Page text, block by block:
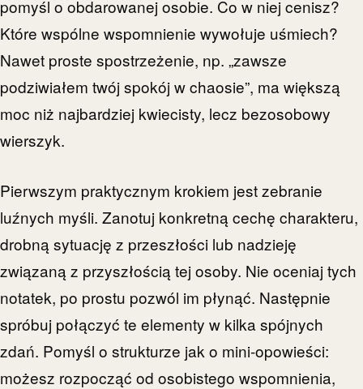
pomyśl o obdarowanej osobie. Co w niej cenisz?
Które wspólne wspomnienie wywołuje uśmiech?
Nawet proste spostrzeżenie, np. „zawsze
podziwiałem twój spokój w chaosie”, ma większą
moc niż najbardziej kwiecisty, lecz bezosobowy
wierszyk.
Pierwszym praktycznym krokiem jest zebranie
luźnych myśli. Zanotuj konkretną cechę charakteru,
drobną sytuację z przeszłości lub nadzieję
związaną z przyszłością tej osoby. Nie oceniaj tych
notatek, po prostu pozwól im płynąć. Następnie
spróbuj połączyć te elementy w kilka spójnych
zdań. Pomyśl o strukturze jak o mini-opowieści:
możesz rozpocząć od osobistego wspomnienia,